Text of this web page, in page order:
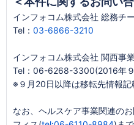
インフォコム株式会社 総務チ
Tel： 03-6866-3210
インフォコム株式会社 関西事
Tel：06-6268-3300(2016年
※９月20日以降は移転先情報記
なお、ヘルスケア事業関連の